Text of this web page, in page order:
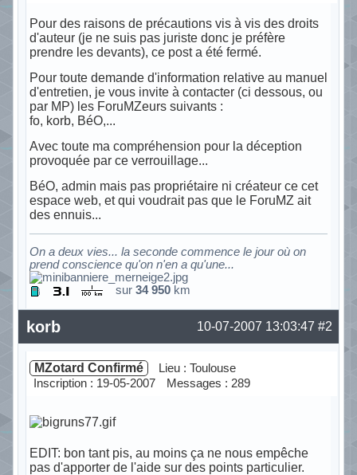
Pour des raisons de précautions vis à vis des droits
d'auteur (je ne suis pas juriste donc je préfère
prendre les devants), ce post a été fermé.
Pour toute demande d'information relative au manuel
d'entretien, je vous invite à contacter (ci dessous, ou
par MP) les ForuMZeurs suivants :
fo, korb, BéO,...
Avec toute ma compréhension pour la déception
provoquée par ce verrouillage...
BéO, admin mais pas propriétaire ni créateur ce cet
espace web, et qui voudrait pas que le ForuMZ ait
des ennuis...
On a deux vies... la seconde commence le jour où on
prend conscience qu'on n'en a qu'une...
sur 34 950 km
Hors ligne #2
10-07-2007 13:03:47
korb
MZotard Confirmé
Lieu : Toulouse
Inscription : 19-05-2007
Messages : 289
EDIT: bon tant pis, au moins ça ne nous empêche
pas d'apporter de l'aide sur des points particulier.